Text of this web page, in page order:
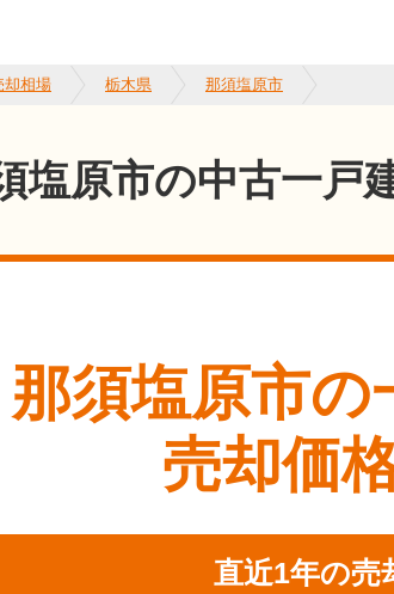
却相場 栃木県 那須塩原市
塩原市の中古一戸
那須塩原市の
売却価
直近1年の売